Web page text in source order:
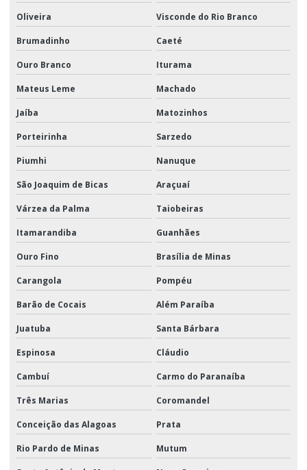
Oliveira Visconde do Rio Branco
Brumadinho Caeté
Ouro Branco Iturama
Mateus Leme Machado
Jaíba Matozinhos
Porteirinha Sarzedo
Piumhi Nanuque
São Joaquim de Bicas Araçuaí
Várzea da Palma Taiobeiras
Itamarandiba Guanhães
Ouro Fino Brasília de Minas
Carangola Pompéu
Barão de Cocais Além Paraíba
Juatuba Santa Bárbara
Espinosa Cláudio
Cambuí Carmo do Paranaíba
Três Marias Coromandel
Conceição das Alagoas Prata
Rio Pardo de Minas Mutum